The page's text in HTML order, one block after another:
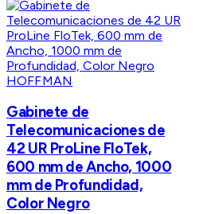
HOFFMAN
Gabinete de
Telecomunicaciones de
42 UR ProLine FloTek,
600 mm de Ancho, 1000
mm de Profundidad,
Color Negro